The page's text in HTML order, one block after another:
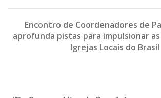
Encontro de Coordenadores de
aprofunda pistas para impulsionar
Igrejas Locais do Brasil